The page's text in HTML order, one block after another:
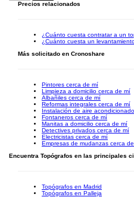
Precios relacionados
¿Cuánto cuesta contratar a un
¿Cuánto cuesta un
Más solicitado en Cronoshare
Pintores cerca de mí
Limpieza a domicilio cerca de mí
Albañiles cerca de mí
Reformas integrales cerca de mí
Instalación de aire
Fontaneros cerca de mí
Manitas a domicilio cerca de mí
Detectives privados cerca de mí
Electricistas cerca de mí
Empresas de mudanzas cerca
Encuentra Topógrafos en las principales
Topógrafos en Madrid
Topógrafos en Palleja